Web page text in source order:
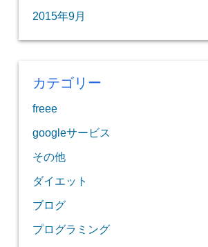
2015年9月
カテゴリー
freee
googleサービス
その他
ダイエット
ブログ
プログラミング